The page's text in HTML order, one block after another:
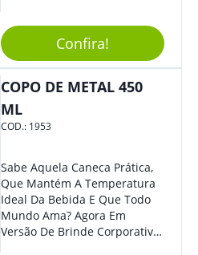
Confira!
COPO DE METAL 450
ML
COD.: 1953
Sabe Aquela Caneca Prática,
Que Mantém A Temperatura
Ideal Da Bebida E Que Todo
Mundo Ama? Agora Em
Versão De Brinde Corporativo